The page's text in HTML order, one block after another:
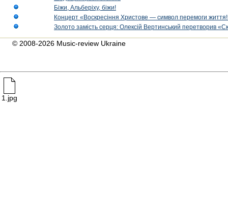
Біжи, Альберіху, біжи!
Концерт «Воскресіння Христове — символ перемоги
Золото замість серця: Олексій Вертинський перетворив
© 2008-2026 Music-review Ukraine
1.jpg